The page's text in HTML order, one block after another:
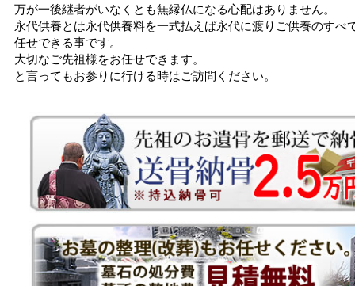
万が一後継者がいなくとも無縁仏になる心配はありません。
永代供養とは永代供養料を一式払えば永代に渡りご供養のすべ
任せできる事です。
大切なご先祖様をお任せできます。
と言ってもお参りに行ける時はご訪問ください。